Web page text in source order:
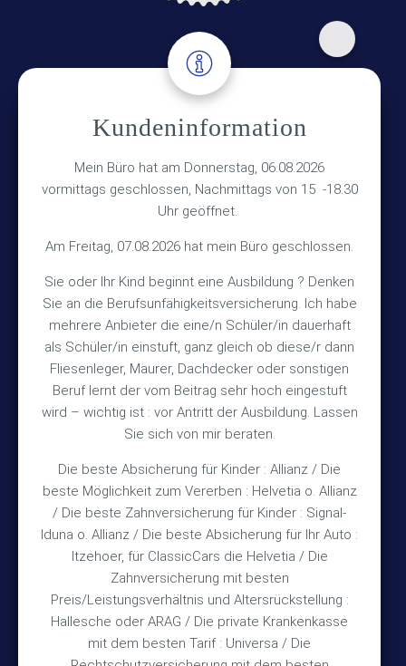
Kundeninformation
Mein Büro hat am Donnerstag, 06.08.2026
vormittags geschlossen, Nachmittags von 15 -18.30
Uhr geöffnet.
Am Freitag, 07.08.2026 hat mein Büro geschlossen.
Sie oder Ihr Kind beginnt eine Ausbildung ? Denken
Sie an die Berufsunfähigkeitsversicherung. Ich habe
mehrere Anbieter die eine/n Schüler/in dauerhaft
als Schüler/in einstuft, ganz gleich ob diese/r dann
Fliesenleger, Maurer, Dachdecker oder sonstigen
Beruf lernt der vom Beitrag sehr hoch eingestuft
wird – wichtig ist : vor Antritt der Ausbildung. Lassen
Sie sich von mir beraten.
Die beste Absicherung für Kinder : Allianz / Die
beste Möglichkeit zum Vererben : Helvetia o. Allianz
/ Die beste Zahnversicherung für Kinder : Signal-
Iduna o. Allianz / Die beste Absicherung für Ihr Auto :
Itzehoer, für ClassicCars die Helvetia / Die
Zahnversicherung mit besten
Preis/Leistungsverhältnis und Altersrückstellung :
Hallesche oder ARAG / Die private Krankenkasse
mit dem besten Tarif : Universa / Die
Adresse
Versicherungsmakler Haberkamp GmbH
Hinterkampstr.1a
30890 Barsinghausen
Kontakt
TEL +49 (5105) 1811
FAX +49 (5105) 2720
MAIL vmh1a@web.de
Bürozeiten
Mo – Fr 10:15 – 12:00 Uhr
und nach Vereinbarung
Rechtliches
Impressum